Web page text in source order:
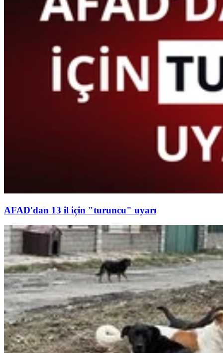
AFAD'dan 13 il için "turuncu" uyarı